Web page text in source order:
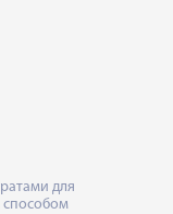
для